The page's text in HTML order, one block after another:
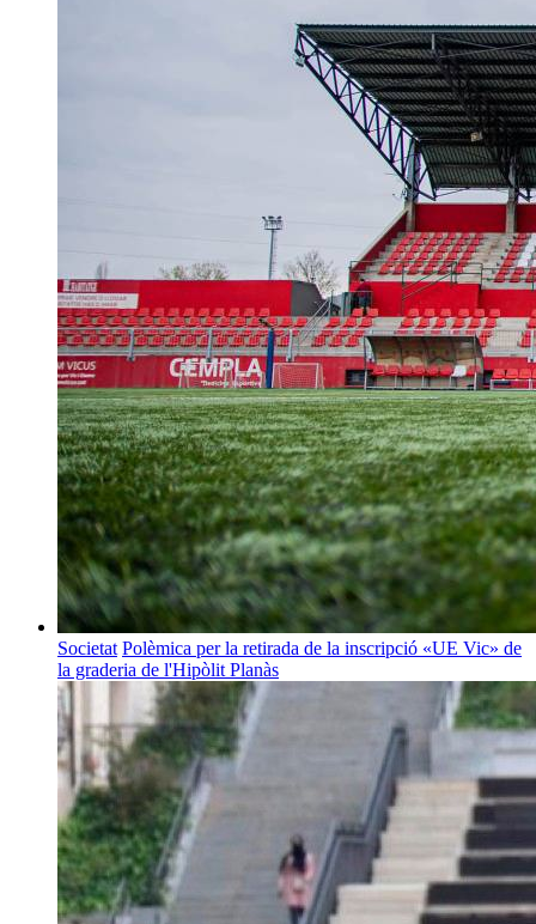
Societat Polèmica per la retirada de la inscripció «UE Vic» de
la graderia de l'Hipòlit Planàs